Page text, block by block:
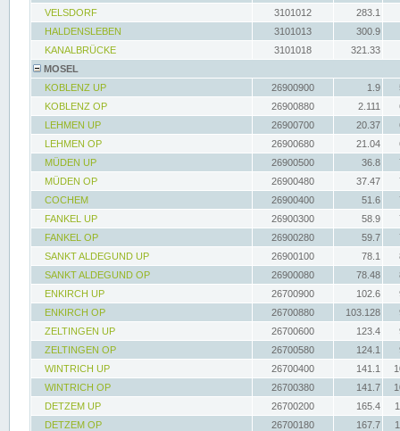
VELSDORF
3101012
283.1
HALDENSLEBEN
3101013
300.9
KANALBRÜCKE
3101018
321.33
MOSEL
KOBLENZ UP
26900900 1.9
KOBLENZ OP
26900880 2.111
LEHMEN UP
26900700 20.37
LEHMEN OP
26900680 21.04
MÜDEN UP
26900500 36.8
MÜDEN OP
26900480 37.47
COCHEM
26900400 51.6
FANKEL UP
26900300 58.9
FANKEL OP
26900280 59.7
SANKT ALDEGUND UP
26900100 78.1
SANKT ALDEGUND OP
26900080 78.48
ENKIRCH UP
26700900 102.6
ENKIRCH OP
26700880 103.128
ZELTINGEN UP
26700600 123.4
ZELTINGEN OP
26700580 124.1
WINTRICH UP
26700400 141.1
WINTRICH OP
26700380 141.7
DETZEM UP
26700200 165.4
DETZEM OP
26700180 167.7